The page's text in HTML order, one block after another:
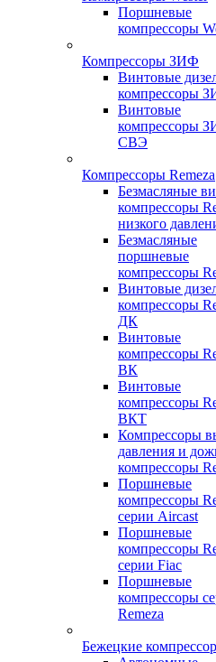
Поршневые
компрессоры
Компрессоры ЗИФ
Винтовые
компрессоры
Винтовые
компрессоры
СВЭ
Компрессоры Remeza
Безмасляные
компрессоры
низкого
Безмасляные
поршневые
компрессоры
Винтовые
компрессоры
ДК
Винтовые
компрессоры
ВК
Винтовые
компрессоры
ВКТ
Компрессоры
давления и
компрессоры
Поршневые
компрессоры
серии Aircast
Поршневые
компрессоры
серии Fiac
Поршневые
компрессоры
Remeza
Бежецкие